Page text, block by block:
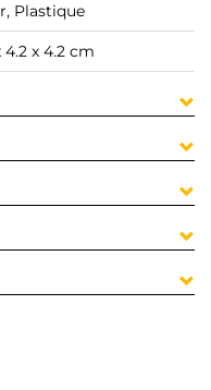
Plastique
4.2 x 4.2 cm